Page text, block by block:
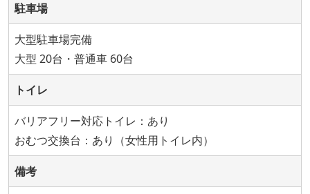
駐車場
大型駐車場完備
大型 20台・普通車 60台
トイレ
バリアフリー対応トイレ：あり
おむつ交換台：あり（女性用トイレ内）
備考